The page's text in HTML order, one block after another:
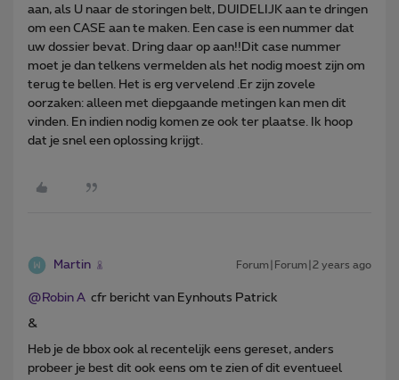
aan, als U naar de storingen belt, DUIDELIJK aan te dringen
om een CASE aan te maken. Een case is een nummer dat
uw dossier bevat. Dring daar op aan!!Dit case nummer
moet je dan telkens vermelden als het nodig moest zijn om
terug te bellen. Het is erg vervelend .Er zijn zovele
oorzaken: alleen met diepgaande metingen kan men dit
vinden. En indien nodig komen ze ook ter plaatse. Ik hoop
dat je snel een oplossing krijgt.
Martin Forum|Forum|2 years ago
@Robin A cfr bericht van Eynhouts Patrick
&
Heb je de bbox ook al recentelijk eens gereset, anders
probeer je best dit ook eens om te zien of dit eventueel